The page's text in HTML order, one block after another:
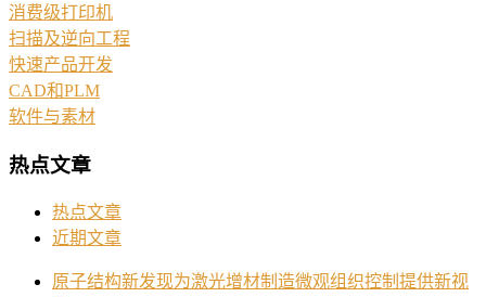
消费级打印机
扫描及逆向工程
快速产品开发
CAD和PLM
软件与素材
热点文章
热点文章
近期文章
原子结构新发现为激光增材制造微观组织控制提供新视